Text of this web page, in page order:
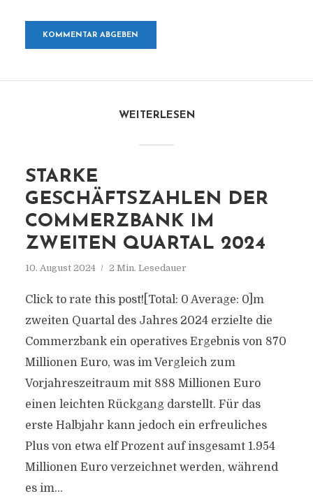
WEITERLESEN
STARKE
GESCHÄFTSZAHLEN DER
COMMERZBANK IM
ZWEITEN QUARTAL 2024
10. August 2024 2 Min. Lesedauer
Click to rate this post![Total: 0 Average: 0]m
zweiten Quartal des Jahres 2024 erzielte die
Commerzbank ein operatives Ergebnis von 870
Millionen Euro, was im Vergleich zum
Vorjahreszeitraum mit 888 Millionen Euro
einen leichten Rückgang darstellt. Für das
erste Halbjahr kann jedoch ein erfreuliches
Plus von etwa elf Prozent auf insgesamt 1.954
Millionen Euro verzeichnet werden, während
es im...